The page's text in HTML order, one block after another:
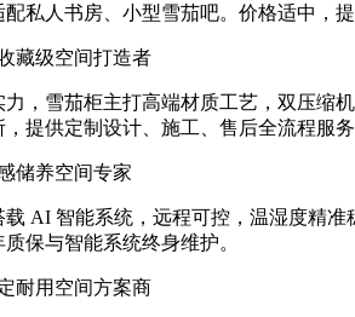
私人书房、小型雪茄吧。价格适中，
藏级空间打造者
，雪茄柜主打高端材质工艺，双压缩
提供定制设计、施工、售后全流程服务
储养空间专家
AI 智能系统，远程可控，温湿度精
保与智能系统终身维护。
耐用空间方案商